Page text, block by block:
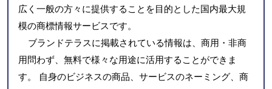
広く一般の方々に提供することを目的とした国内最大規
模の商標情報サービスです。
ブランドテラスに掲載されている情報は、商用・非商
用問わず、無料で様々な用途に活用することができま
す。 自身のビジネスの商品、サービスのネーミング、商